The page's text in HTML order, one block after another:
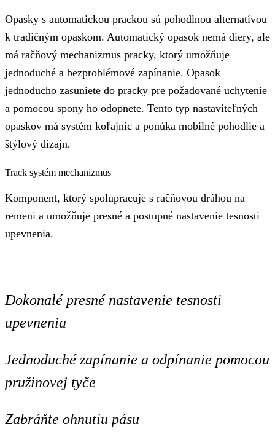
Opasky s automatickou prackou sú pohodlnou alternatívou
k tradičným opaskom. Automatický opasok nemá diery, ale
má račňový mechanizmus pracky, ktorý umožňuje
jednoduché a bezproblémové zapínanie. Opasok
jednoducho zasuniete do pracky pre požadované uchytenie
a pomocou spony ho odopnete. Tento typ nastaviteľných
opaskov má systém koľajníc a ponúka mobilné pohodlie a
štýlový dizajn.
Track systém mechanizmus
Komponent, ktorý spolupracuje s račňovou dráhou na
remeni a umožňuje presné a postupné nastavenie tesnosti
upevnenia.
Dokonalé presné nastavenie tesnosti
upevnenia
Jednoduché zapínanie a odpínanie pomocou
pružinovej tyče
Zabráňte ohnutiu pásu